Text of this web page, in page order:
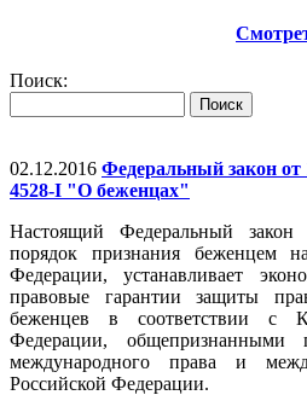
Поиск:
02.12.2016 Федеральный закон от
4528-I "О беженцах"
Настоящий Федеральный закон
порядок признания беженцем
Федерации, устанавливает
правовые гарантии защиты
беженцев в соответствии с
Федерации,
международного права и
Российской Федерации.